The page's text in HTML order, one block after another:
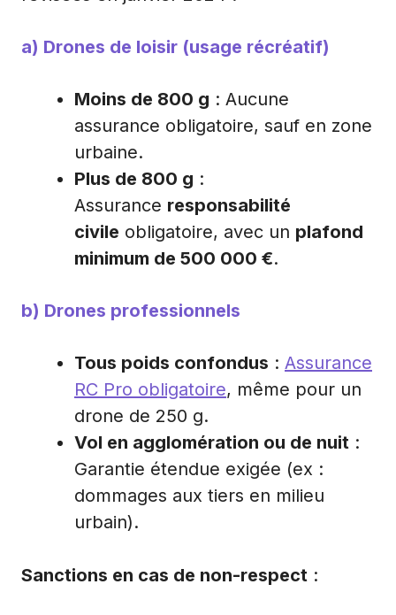
a) Drones de loisir (usage récréatif)
Moins de 800 g : Aucune
assurance obligatoire, sauf en zone
urbaine.
Plus de 800 g :
Assurance responsabilité
civile obligatoire, avec un plafond
minimum de 500 000 €.
b) Drones professionnels
Tous poids confondus : Assurance
RC Pro obligatoire, même pour un
drone de 250 g.
Vol en agglomération ou de nuit :
Garantie étendue exigée (ex :
dommages aux tiers en milieu
urbain).
Sanctions en cas de non-respect :